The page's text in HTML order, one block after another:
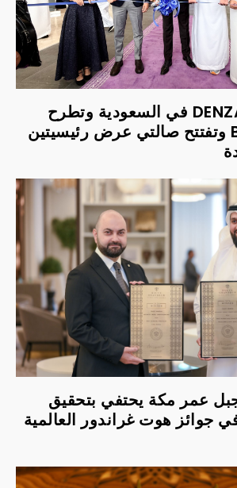
الفطيم تطلق DENZA في السعودية وتطرح
طرازي B5 وB8 وتفتتح صالتي عرض رئيسيتين
جبل عمر مكة يحتفي بتحقيق
جوائز هوت غراندور العالمية